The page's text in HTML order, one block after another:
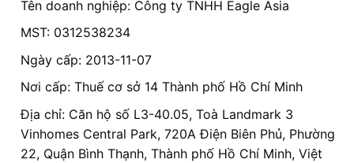
Tên doanh nghiệp: Công ty TNHH Eagle Asia
MST: 0312538234
Ngày cấp: 2013-11-07
Nơi cấp: Thuế cơ sở 14 Thành phố Hồ Chí Minh
Địa chỉ: Căn hộ số L3-40.05, Toà Landmark 3
Vinhomes Central Park, 720A Điện Biên Phủ, Phường
22, Quận Bình Thạnh, Thành phố Hồ Chí Minh, Việt